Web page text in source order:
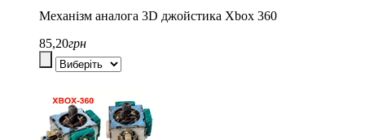
Механізм аналога 3D джойстика Xbox 360
85,20грн